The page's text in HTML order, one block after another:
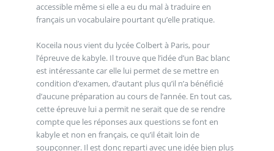
accessible même si elle a eu du mal à traduire en
français un vocabulaire pourtant qu’elle pratique.
Koceila nous vient du lycée Colbert à Paris, pour
l’épreuve de kabyle. Il trouve que l’idée d’un Bac blanc
est intéressante car elle lui permet de se mettre en
condition d’examen, d’autant plus qu’il n’a bénéficié
d’aucune préparation au cours de l’année. En tout cas,
cette épreuve lui a permit ne serait que de se rendre
compte que les réponses aux questions se font en
kabyle et non en français, ce qu’il était loin de
soupçonner. Il est donc reparti avec une idée bien plus